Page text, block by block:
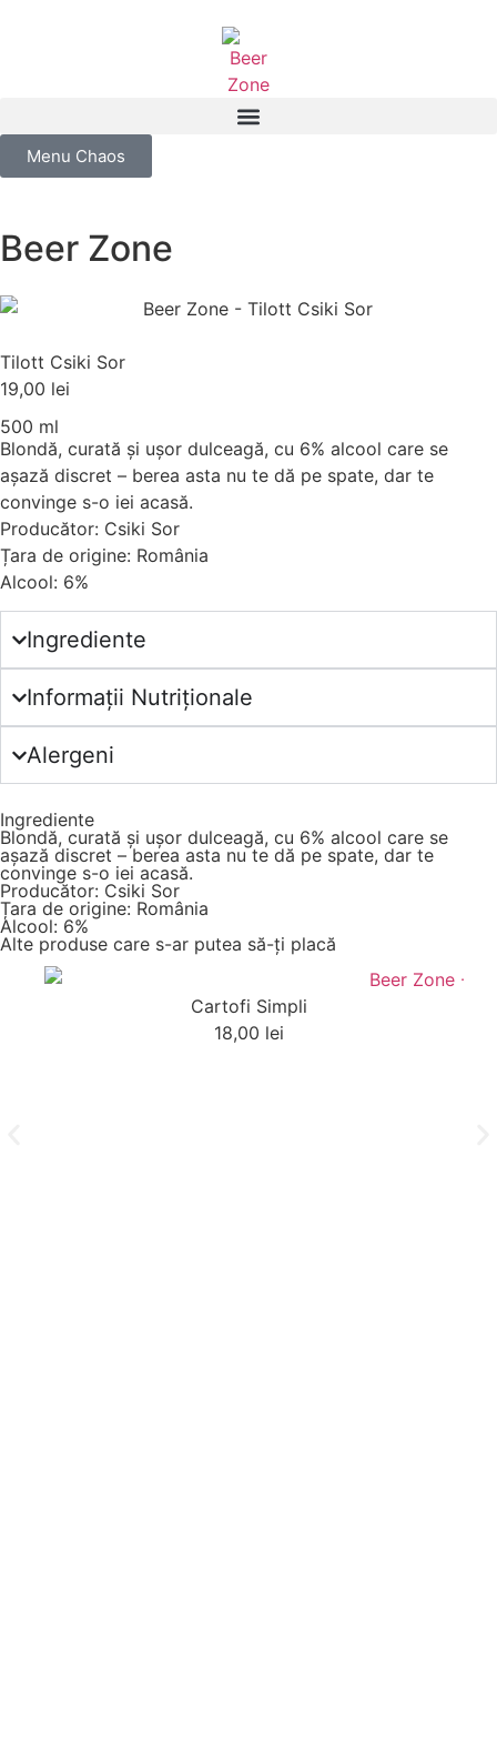
Menu Chaos
Beer Zone
Tilott Csiki Sor
19,00 lei
500 ml
Blondă, curată și ușor dulceagă, cu 6% alcool care se
așază discret – berea asta nu te dă pe spate, dar te
convinge s-o iei acasă.
Producător: Csiki Sor
Țara de origine: România
Alcool: 6%
Ingrediente
Informații Nutriționale
Alergeni
Ingrediente
Blondă, curată și ușor dulceagă, cu 6% alcool care se
așază discret – berea asta nu te dă pe spate, dar te
convinge s-o iei acasă.
Producător: Csiki Sor
Țara de origine: România
Alcool: 6%
Alte produse care s-ar putea să-ți placă
Cartofi Simpli
18,00 lei